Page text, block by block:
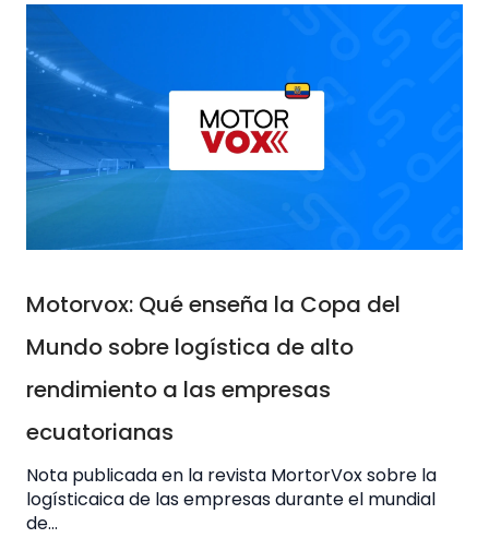
Motorvox: Qué enseña la Copa del
Mundo sobre logística de alto
rendimiento a las empresas
ecuatorianas
Nota publicada en la revista MortorVox sobre la
logísticaica de las empresas durante el mundial
de...